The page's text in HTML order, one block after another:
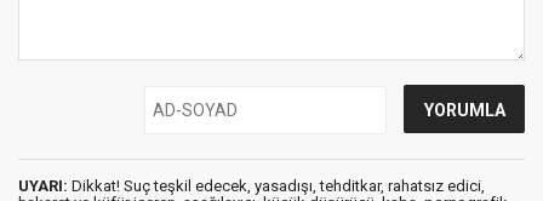
UYARI: Dikkat! Suç teşkil edecek, yasadışı, tehditkar, rahatsız edici,